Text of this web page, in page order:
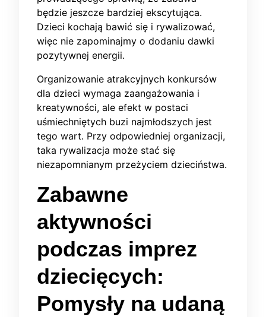
będzie jeszcze bardziej ekscytująca.
Dzieci kochają bawić się i rywalizować,
więc nie zapominajmy o dodaniu dawki
pozytywnej energii.
Organizowanie atrakcyjnych konkursów
dla dzieci wymaga zaangażowania i
kreatywności, ale efekt w postaci
uśmiechniętych buzi najmłodszych jest
tego wart. Przy odpowiedniej organizacji,
taka rywalizacja może stać się
niezapomnianym przeżyciem dzieciństwa.
Zabawne
aktywności
podczas imprez
dziecięcych:
Pomysły na udaną